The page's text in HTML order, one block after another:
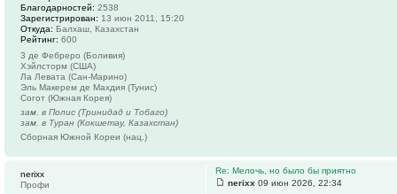
Благодарностей: 2538
Зарегистрирован: 13 июн 2011, 15:20
Откуда: Балхаш, Казахстан
Рейтинг: 600
3 де Фебреро (Боливия)
Хэйлсторм (США)
Ла Левата (Сан-Марино)
Эль Макерем де Махдия (Тунис)
Согот (Южная Корея)
зам. в Полис (Тринидад и Тобаго)
зам. в Туран (Кокшетау, Казахстан)
Сборная Южной Кореи (нац.)
Re: Мелочь, но было бы приятно
nerixx 09 июн 2026, 22:34
nerixx
Профи